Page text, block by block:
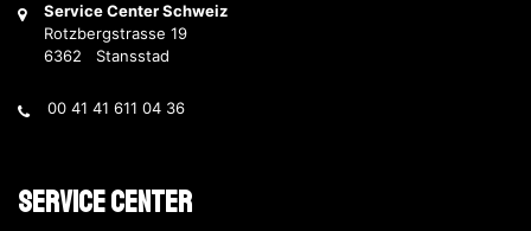
Service Center Schweiz
Rotzbergstrasse 19
6362 Stansstad
00 41 41 611 04 36
Service Center